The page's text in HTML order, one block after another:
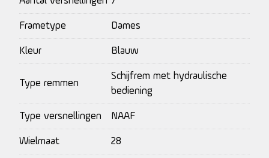
Frametype Dames
Kleur Blauw
Type remmen
Schijfrem met hydraulische
bediening
Type versnellingen NAAF
Wielmaat 28